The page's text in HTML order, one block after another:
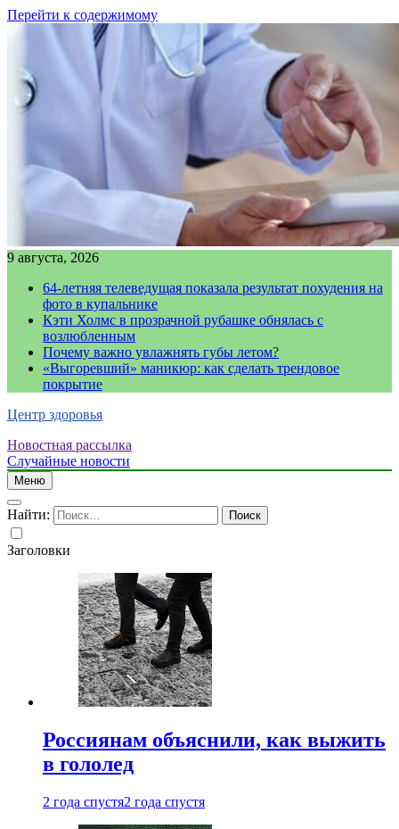
Перейти к содержимому
9 августа, 2026
64-летняя телеведущая показала результат похудения на
фото в купальнике
Кэти Холмс в прозрачной рубашке обнялась с
возлюбленным
Почему важно увлажнять губы летом?
«Выгоревший» маникюр: как сделать трендовое
покрытие
Центр здоровья
Новостная рассылка
Случайные новости
Меню
Найти:
Заголовки
Россиянам объяснили, как выжить
в гололед
2 года спустя2 года спустя